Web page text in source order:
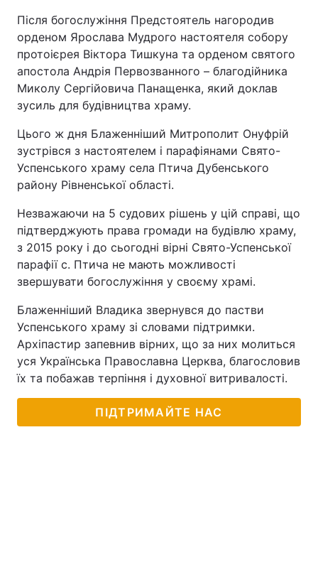
Після богослужіння Предстоятель нагородив
орденом Ярослава Мудрого настоятеля собору
протоієрея Віктора Тишкуна та орденом святого
апостола Андрія Первозванного – благодійника
Миколу Сергійовича Панащенка, який доклав
зусиль для будівництва храму.
Цього ж дня Блаженніший Митрополит Онуфрій
зустрівся з настоятелем і парафіянами Свято-
Успенського храму села Птича Дубенського
району Рівненської області.
Незважаючи на 5 судових рішень у цій справі, що
підтверджують права громади на будівлю храму,
з 2015 року і до сьогодні вірні Свято-Успенської
парафії с. Птича не мають можливості
звершувати богослужіння у своєму храмі.
Блаженніший Владика звернувся до пастви
Успенського храму зі словами підтримки.
Архіпастир запевнив вірних, що за них молиться
уся Українська Православна Церква, благословив
їх та побажав терпіння і духовної витривалості.
ПІДТРИМАЙТЕ НАС